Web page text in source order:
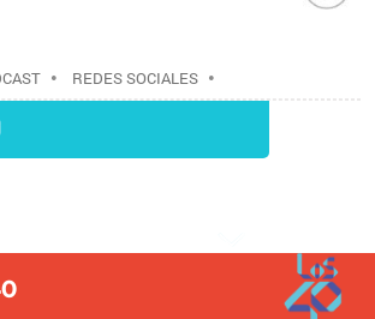
• REDES SOCIALES •
•INTERNET•EMPRESAS